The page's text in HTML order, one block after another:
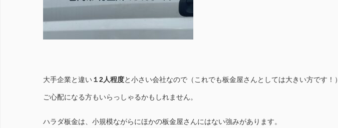
大手企業と違い１2人程度と小さい会社なので（これでも板金屋さんとしては大きい方です！）
ご心配になる方もいらっしゃるかもしれません。
ハラダ板金は、小規模ながらにほかの板金屋さんにはない強みがあります。